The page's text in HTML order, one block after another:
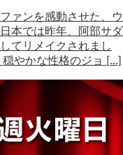
ァンを感動させた、ウ
本では昨年、阿部サダ
てリメイクされまし
やかな性格のジョ […]